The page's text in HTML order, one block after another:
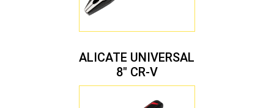
ALICATE UNIVERSAL
8″ CR-V